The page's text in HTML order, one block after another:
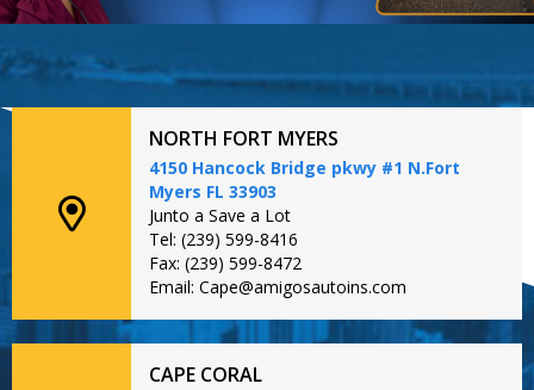
NORTH FORT MYERS
4150 Hancock Bridge pkwy #1 N.Fort
Myers FL 33903
Junto a Save a Lot
Tel: (239) 599-8416
Fax: (239) 599-8472
Email: Cape@amigosautoins.com
CAPE CORAL